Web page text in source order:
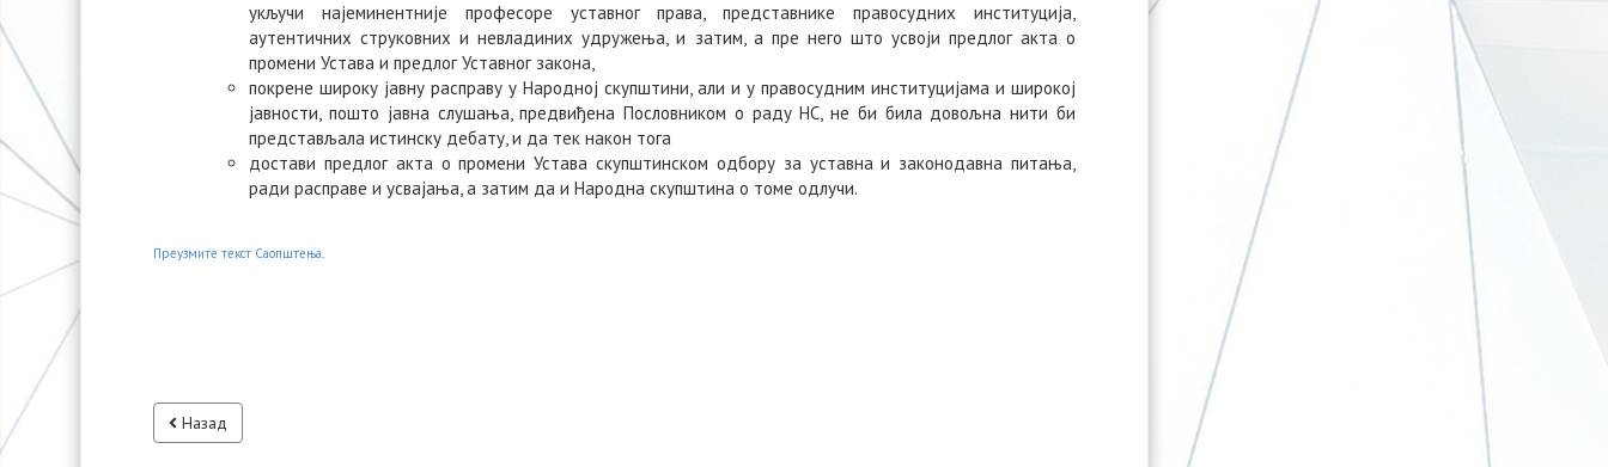
укључи најеминентније професоре уставног права, представнике правосудних институција,
аутентичних струковних и невладиних удружења, и затим, а пре него што усвоји предлог акта о
промени Устава и предлог Уставног закона,
покрене широку јавну расправу у Народној скупштини, али и у правосудним институцијама и широкој
јавности, пошто јавна слушања, предвиђена Пословником о раду НС, не би била довољна нити би
представљала истинску дебату, и да тек након тога
достави предлог акта о промени Устава скупштинском одбору за уставна и законодавна питања,
ради расправе и усвајања, а затим да и Народна скупштина о томе одлучи.
Преузмите текст Саопштења.
Назад